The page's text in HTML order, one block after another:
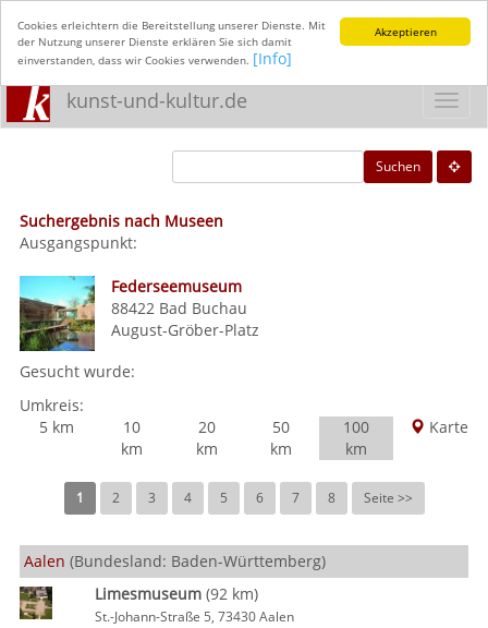
Akzeptieren
Cookies erleichtern die Bereitstellung unserer Dienste. Mit
der Nutzung unserer Dienste erklären Sie sich damit
einverstanden, dass wir Cookies verwenden. [Info]
kunst-und-kultur.de
Suchen
Suchergebnis nach Museen
Ausgangspunkt:
Federseemuseum
88422 Bad Buchau
August-Gröber-Platz
Gesucht wurde:
Umkreis:
5 km
10
km
20
km
50
km
100
km
Karte
1 2 3 4 5 6 7 8 Seite >>
Aalen (Bundesland: Baden-Württemberg)
Limesmuseum(92 km)
St.-Johann-Straße 5, 73430 Aalen